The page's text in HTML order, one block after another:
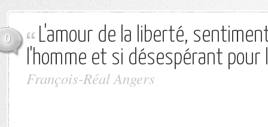
0
L'amour de la liberté,
l'homme et si désespérant pour
François-Réal Angers